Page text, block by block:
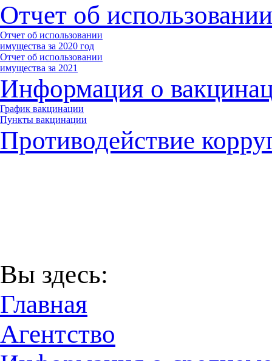
Отчет об
Отчет об использовании
имущества за 2020 год
Отчет об использовании
имущества за 2021
Информация о
График вакцинации
Пункты вакцинации
Противодействие
Вы здесь:
Главная
Агентство